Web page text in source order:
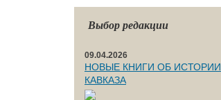
Выбор редакции
09.04.2026
НОВЫЕ КНИГИ ОБ ИСТОРИИ
КАВКАЗА